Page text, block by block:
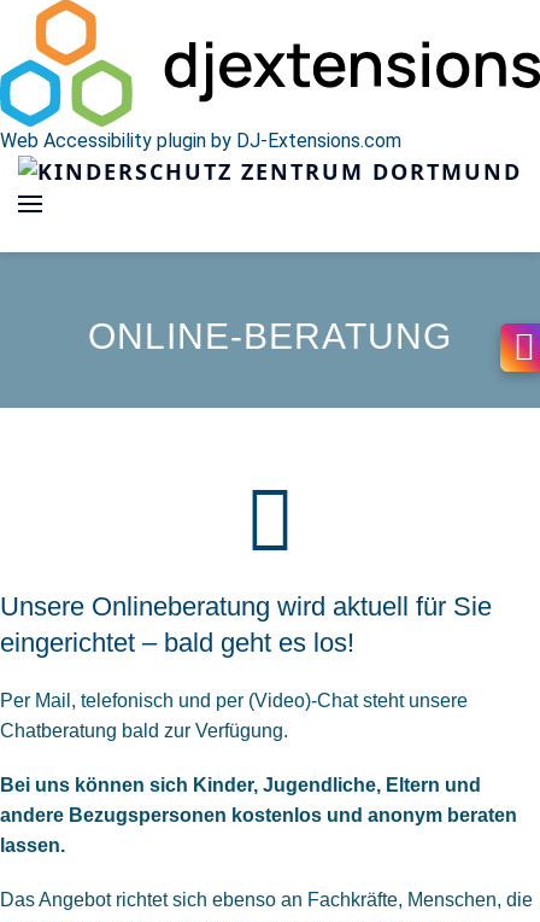
Web Accessibility plugin by DJ-Extensions.com
ONLINE-BERATUNG
Unsere Onlineberatung wird aktuell für Sie
eingerichtet – bald geht es los!
Per Mail, telefonisch und per (Video)-Chat steht unsere
Chatberatung bald zur Verfügung.
Bei uns können sich Kinder, Jugendliche, Eltern und
andere Bezugspersonen kostenlos und anonym beraten
lassen.
Das Angebot richtet sich ebenso an Fachkräfte, Menschen, die